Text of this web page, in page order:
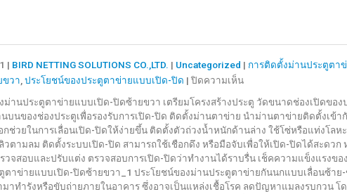
| BIRD NETTING SOLUTIONS CO.,LTD. | Uncategorized | การติดตั้งม่านประตูตา
ขวา ประโยชน์ของประตูตาข่ายแบบเปิด-ปิด | ปิดความเห็นบน
การ
ติด
ตั้ง
ม่าน
ประตู
ตาข่าย
ม่านประตูตาข่ายแบบเปิด-ปิดซ้ายขวา เตรียมโครงสร้างประตู วัดขนาดช่องเปิดขอ
นบนของช่องประตูเพื่อรองรับการเปิด-ปิด ติดตั้งม่านตาข่าย นำม่านตาข่ายติดตั้งเข้า
กช่วยในการเลื่อนเปิด-ปิดให้ง่ายขึ้น ติดตั้งตัวถ่วงน้ำหนักด้านล่าง ใช้โซ่หรือแท่งโล
วตามลม ติดตั้งระบบเปิด-ปิด สามารถใช้เชือกดึง หรือมือจับเพื่อให้เปิด-ปิดได้สะดว
วจสอบและปรับแต่ง ตรวจสอบการเปิด-ปิดว่าทำงานได้ราบรื่น เช็คความแข็งแรงข
ตาข่ายแบบเปิด-ปิดซ้ายขวา_1 ประโยชน์ของม่านประตูตาข่ายกันนกแบบเลื่อนซ้าย
มาทำรังหรือขับถ่ายภายในอาคาร ซึ่งอาจเป็นแหล่งเชื้อโรค ลดปัญหาแมลงรบกวน